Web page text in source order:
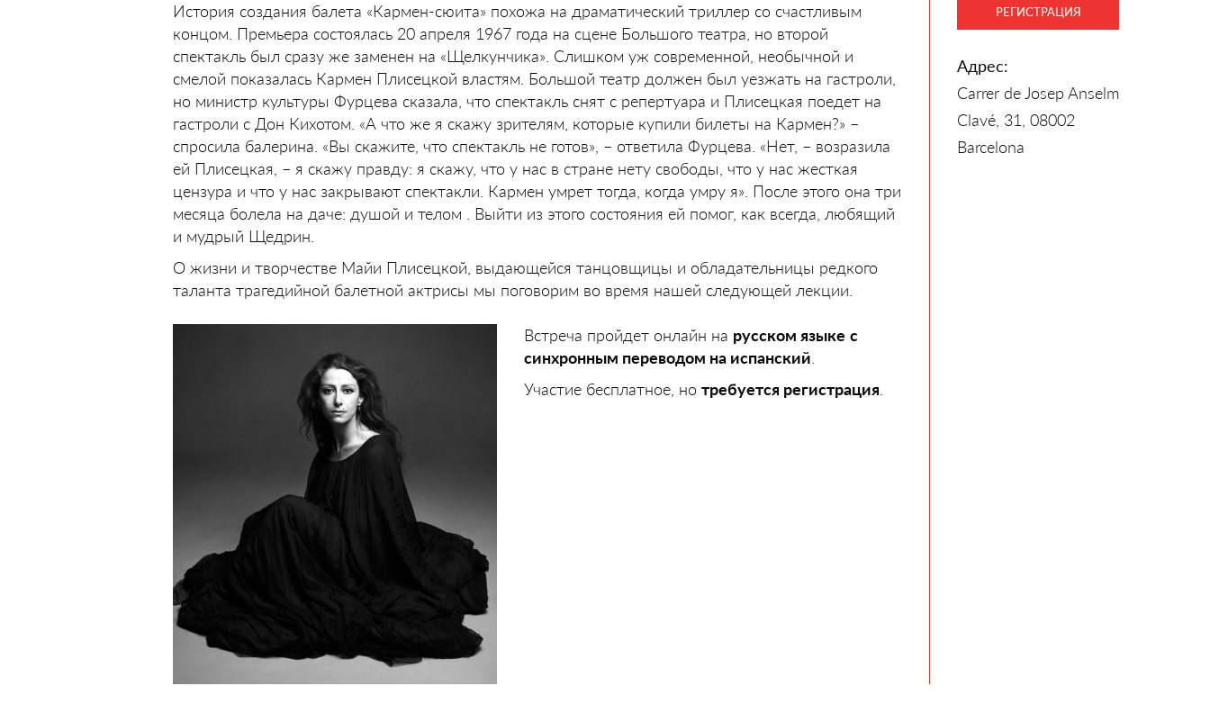
История создания балета «Кармен-сюита» похожа на драматический триллер со счастливым
концом. Премьера состоялась 20 апреля 1967 года на сцене Большого театра, но второй
спектакль был сразу же заменен на «Щелкунчика». Слишком уж современной, необычной и
смелой показалась Кармен Плисецкой властям. Большой театр должен был уезжать на гастроли,
но министр культуры Фурцева сказала, что спектакль снят с репертуара и Плисецкая поедет на
гастроли с Дон Кихотом. «А что же я скажу зрителям, которые купили билеты на Кармен?» –
спросила балерина. «Вы скажите, что спектакль не готов», – ответила Фурцева. «Нет, – возразила
ей Плисецкая, – я скажу правду: я скажу, что у нас в стране нету свободы, что у нас жесткая
цензура и что у нас закрывают спектакли. Кармен умрет тогда, когда умру я». После этого она три
месяца болела на даче: душой и телом . Выйти из этого состояния ей помог, как всегда, любящий
и мудрый Щедрин.
О жизни и творчестве Майи Плисецкой, выдающейся танцовщицы и обладательницы редкого
таланта трагедийной балетной актрисы мы поговорим во время нашей следующей лекции.
Встреча пройдет онлайн на русском языке с
синхронным переводом на испанский
Участие бесплатное, но требуется регистрация
РЕГИСТРАЦИЯ
Адрес:
Carrer de Josep Anselm
Clavé, 31, 08002
Barcelona